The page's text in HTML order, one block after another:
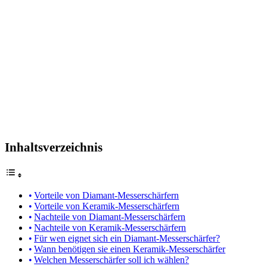
Inhaltsverzeichnis
Vorteile von Diamant-Messerschärfern
Vorteile von Keramik-Messerschärfern
Nachteile von Diamant-Messerschärfern
Nachteile von Keramik-Messerschärfern
Für wen eignet sich ein Diamant-Messerschärfer?
Wann benötigen sie einen Keramik-Messerschärfer
Welchen Messerschärfer soll ich wählen?